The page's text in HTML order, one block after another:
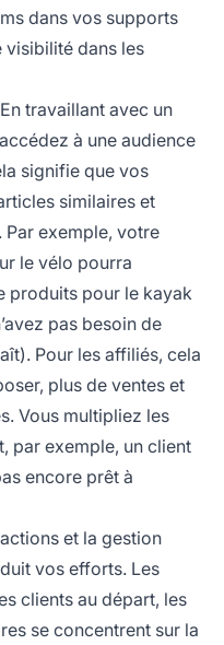
dans vos supports
visibilité dans les
travaillant avec un
à une audience
signifie que vos
similaires et
exemple, votre
le vélo pourra
produits pour le kayak
pas besoin de
Pour les affiliés, cela
plus de ventes et
Vous multipliez les
par exemple, un client
encore prêt à
et la gestion
vos efforts. Les
clients au départ, les
se concentrent sur la